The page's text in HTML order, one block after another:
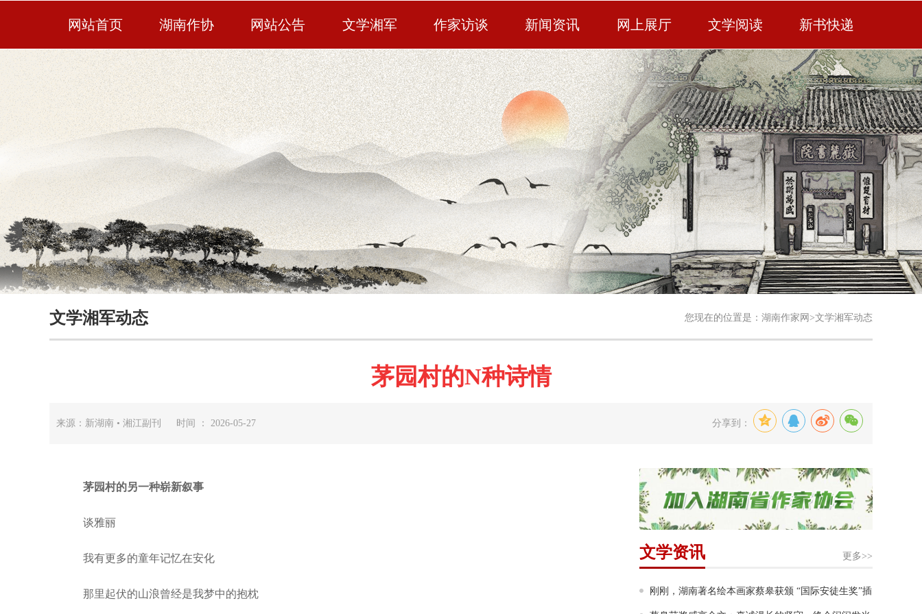
网站首页 湖南作协 网站公告 文学湘军 作家访谈 新闻资讯 网上展厅 文学阅读 新书快递
文学湘军动态 您现在的位置是： 湖南作家网 >文学湘军动态
茅园村的N种诗情
来源：新湖南 • 湘江副刊 时间 ： 2026-05-27 分享到：
茅园村的另一种崭新叙事
谈雅丽
我有更多的童年记忆在安化
那里起伏的山浪曾经是我梦中的抱枕
更多>>
文学资讯
刚刚，湖南著名绘本画家蔡皋获颁 “国际安徒生奖”插